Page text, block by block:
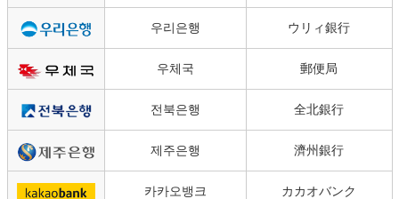
우리은행 ウリィ銀行
우체국 郵便局
전북은행 全北銀行
제주은행 濟州銀行
카카오뱅크 カカオバンク